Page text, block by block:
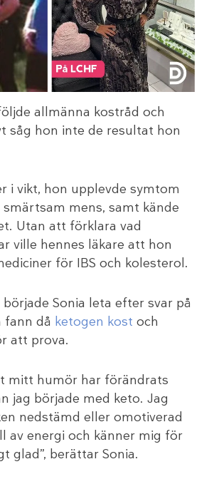
allmänna kostråd och
såg hon inte de resultat hon
i vikt, hon upplevde symtom
mens, samt kände
Utan att förklara vad
ville hennes läkare att hon
för IBS och kolesterol.
Sonia leta efter svar på
fann då ketogen kost och
att prova.
mitt humör har förändrats
jag började med keto. Jag
nedstämd eller omotiverad
av energi och känner mig för
glad”, berättar Sonia.